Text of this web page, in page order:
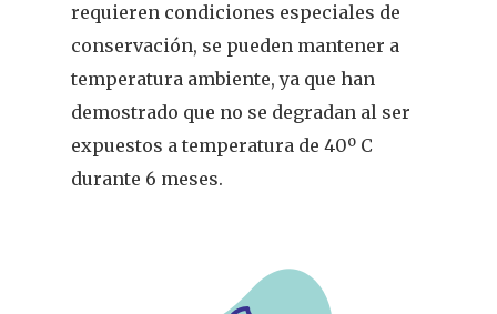
requieren condiciones especiales de
conservación, se pueden mantener a
temperatura ambiente, ya que han
demostrado que no se degradan al ser
expuestos a temperatura de 40º C
durante 6 meses.